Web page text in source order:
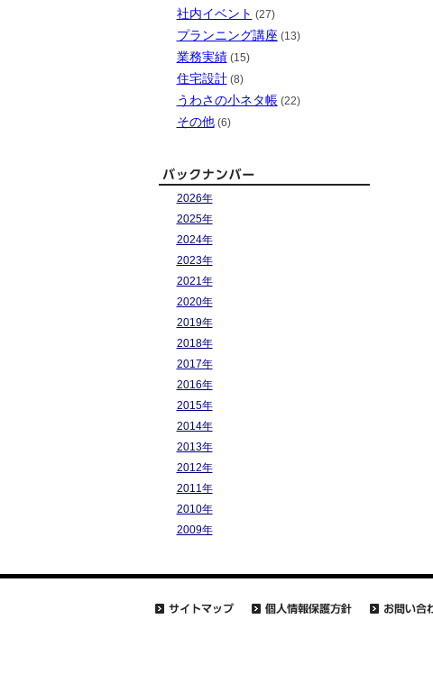
社内イベント (27)
プランニング講座 (13)
業務実績(15)
住宅設計(8)
うわさの小ネタ帳(22)
その他(6)
2026年
2025年
2024年
2023年
2021年
2020年
2019年
2018年
2017年
2016年
2015年
2014年
2013年
2012年
2011年
2010年
2009年